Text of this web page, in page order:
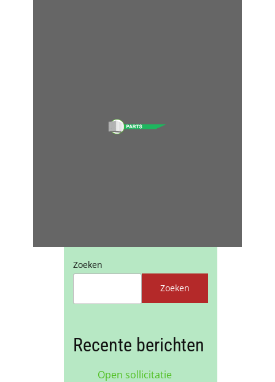
Zoeken
Zoeken
Recente berichten
Open sollicitatie